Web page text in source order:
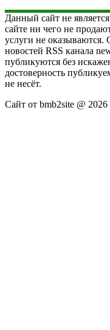
Данный сайт не
сайте ни чего не
услуги не оказываются.
новостей RSS канала
публикуются без
достоверность
не несёт.
Сайт от bmb2site @ 2026